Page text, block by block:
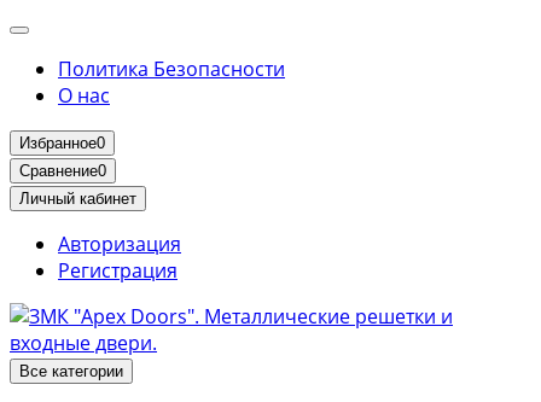
Политика Безопасности
О нас
Избранное0
Сравнение0
Личный кабинет
Авторизация
Регистрация
Все категории